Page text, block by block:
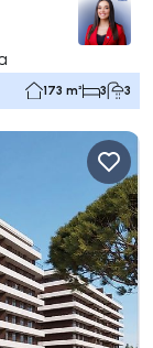
173 m² 3 3